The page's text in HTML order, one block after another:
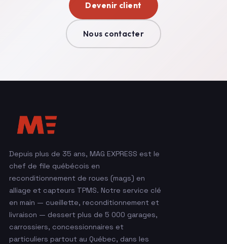
Devenir client
Nous contacter
Depuis plus de 35 ans, MAG EXPRESS est le
chef de file québécois en
reconditionnement de roues (mags) en
alliage et capteurs TPMS. Notre service clé
en main — cueillette, reconditionnement et
livraison — dessert plus de 5 000 garages,
carrossiers, concessionnaires et
particuliers partout au Québec, dans les